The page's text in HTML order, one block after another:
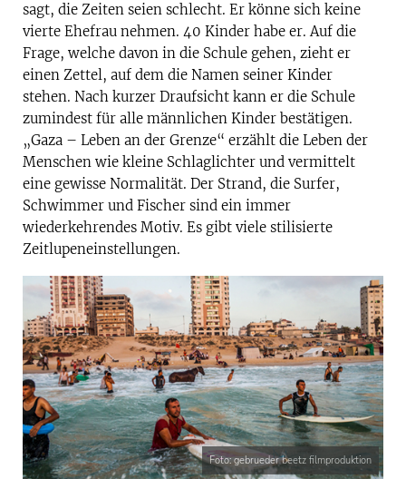
sagt, die Zeiten seien schlecht. Er könne sich keine
vierte Ehefrau nehmen. 40 Kinder habe er. Auf die
Frage, welche davon in die Schule gehen, zieht er
einen Zettel, auf dem die Namen seiner Kinder
stehen. Nach kurzer Draufsicht kann er die Schule
zumindest für alle männlichen Kinder bestätigen.
„Gaza – Leben an der Grenze“ erzählt die Leben der
Menschen wie kleine Schlaglichter und vermittelt
eine gewisse Normalität. Der Strand, die Surfer,
Schwimmer und Fischer sind ein immer
wiederkehrendes Motiv. Es gibt viele stilisierte
Zeitlupeneinstellungen.
Foto: gebrueder beetz filmproduktion